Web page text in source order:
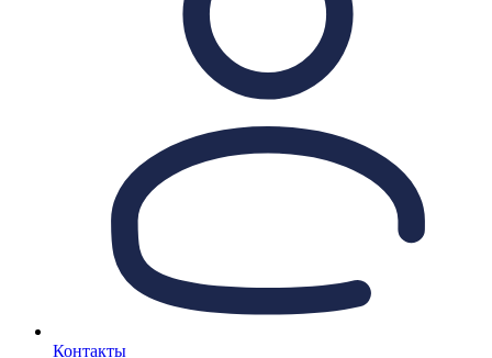
Контакты